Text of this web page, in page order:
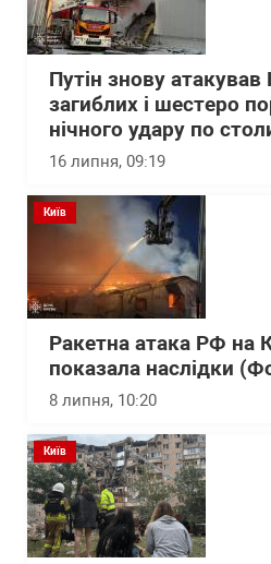
Путін знову атакував
загиблих і шестеро
нічного удару по
16 липня, 09:19
Київ
Ракетна атака РФ на
показала наслідки
8 липня, 10:20
Київ